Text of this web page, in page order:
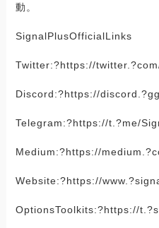
動。
SignalPlusOfficialLinks
Twitter:?https://
Discord:?https://
Telegram:?https://t.?me/
Medium:?https://
Website:?https://
OptionsToolkits:?https://